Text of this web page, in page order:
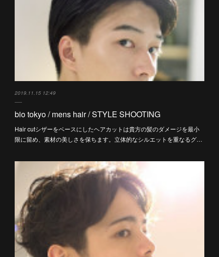
2019.11.15 12:49
bio tokyo / mens hair / STYLE SHOOTING
Hair cutシザーをベースにしたヘアカットは貴方の髪のダメージを最小
限に留め、素材の美しさを保ちます。立体的なシルエットを重なるグ…